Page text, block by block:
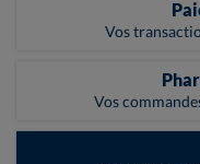
Vos
Vos